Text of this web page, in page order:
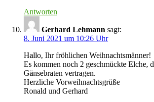
Antworten
Gerhard Lehmann sagt:
8. Juni 2021 um 10:26 Uhr
Hallo, Ihr fröhlichen Weihnachtsmänner!
Es kommen noch 2 geschmückte Elche,
Gänsebraten vertragen.
Herzliche Vorweihnachtsgrüße
Ronald und Gerhard